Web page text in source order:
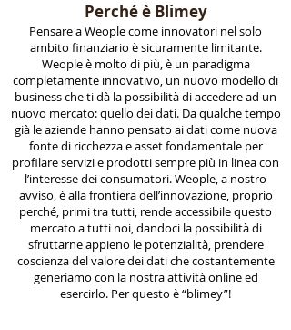
Perché è Blimey
Pensare a Weople come innovatori nel solo
ambito finanziario è sicuramente limitante.
Weople è molto di più, è un paradigma
completamente innovativo, un nuovo modello di
business che ti dà la possibilità di accedere ad un
nuovo mercato: quello dei dati. Da qualche tempo
già le aziende hanno pensato ai dati come nuova
fonte di ricchezza e asset fondamentale per
profilare servizi e prodotti sempre più in linea con
l’interesse dei consumatori. Weople, a nostro
avviso, è alla frontiera dell’innovazione, proprio
perché, primi tra tutti, rende accessibile questo
mercato a tutti noi, dandoci la possibilità di
sfruttarne appieno le potenzialità, prendere
coscienza del valore dei dati che costantemente
generiamo con la nostra attività online ed
esercirlo. Per questo è “blimey”!